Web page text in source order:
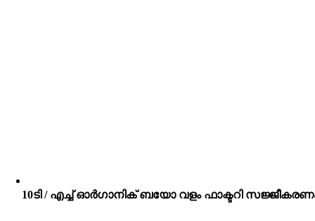
10ടി / എച്ച് ഓർഗാനിക് ബയോ വളം ഫാക്ടറി